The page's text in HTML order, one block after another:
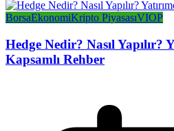
BorsaEkonomiKripto PiyasasıVIOP
Hedge Nedir? Nasıl Yapılır?
Kapsamlı Rehber